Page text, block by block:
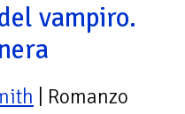
vampiro.
| Romanzo